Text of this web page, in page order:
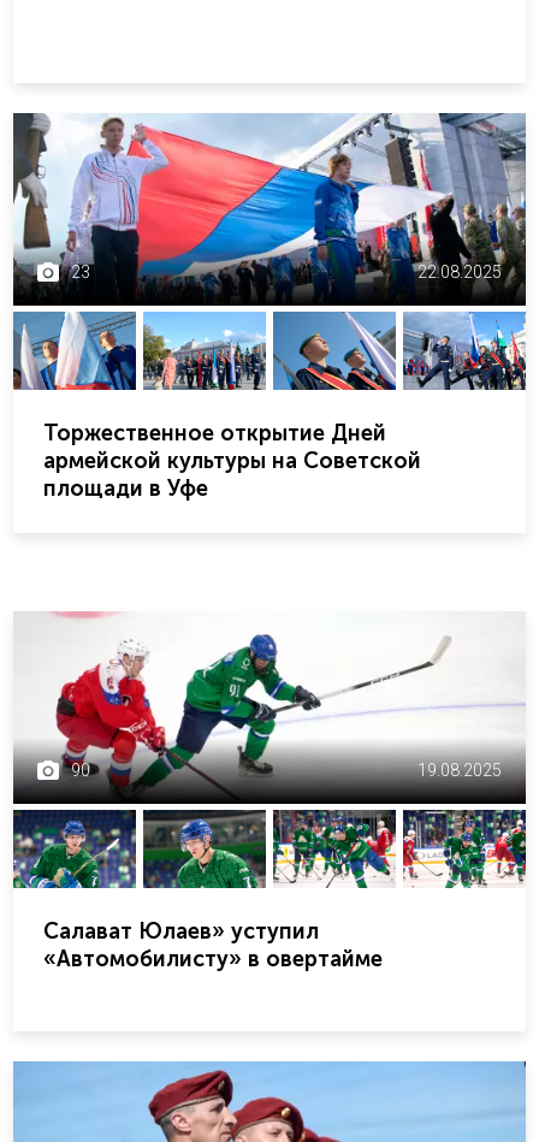
23 22.08.2025
Торжественное открытие Дней
армейской культуры на Советской
площади в Уфе
90 19.08.2025
Салават Юлаев» уступил
«Автомобилисту» в овертайме